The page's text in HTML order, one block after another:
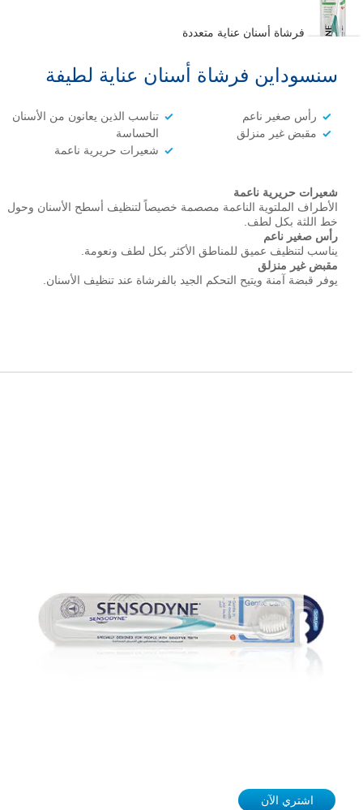
فرشاة أسنان عناية متعددة
سنسوداين فرشاة أسنان عناية لطيفة
تناسب الذين يعانون من الأسنان
الحساسة
شعيرات حريرية ناعمة
رأس صغير ناعم
مقبض غير منزلق
شعيرات حريرية ناعمة
الأطراف الملتوية الناعمة مصصمة خصيصاً لتنظيف أسطح الأسنان وحول
خط اللثة بكل لطف.
رأس صغير ناعم
يناسب لتنظيف عميق للمناطق الأكثر بكل لطف ونعومة.
مقبض غير منزلق
يوفر قبضة آمنة ويتيح التحكم الجيد بالفرشاة عند تنظيف الأسنان.
اشتري الآن